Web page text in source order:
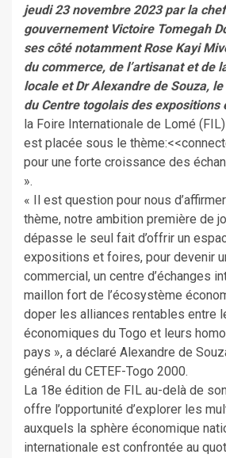
jeudi 23 novembre 2023 par la
gouvernement Victoire Tomegah
ses côté notamment Rose Kayi
du commerce, de l’artisanat et de
locale et Dr Alexandre de Souza,
du Centre togolais des expositions
la Foire Internationale de Lomé
est placée sous le
pour une forte croissance des
».
« Il est question pour nous
thème, notre ambition première de
dépasse le seul fait d’offrir un
expositions et foires, pour devenir
commercial, un centre d’échanges
maillon fort de l’écosystème
doper les alliances rentables entre
économiques du Togo et leurs
pays », a déclaré Alexandre de
général du CETEF-Togo 2000.
La 18e édition de FIL au-delà de
offre l’opportunité d’explorer les
auxquels la sphère économique
internationale est confrontée au